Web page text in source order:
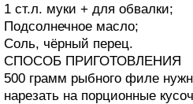
1 ст.л. муки + для обвалки;
Подсолнечное масло;
Соль, чёрный перец.
СПОСОБ ПРИГОТОВЛЕНИЯ
500 грамм рыбного филе
нарезать на порционные